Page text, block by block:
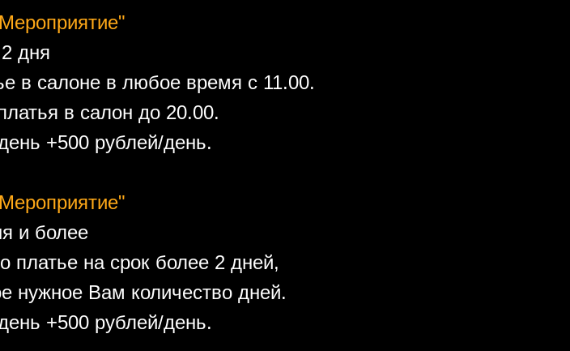
2 дня
в салоне в любое время с 11.00.
в салон до 20.00.
+500 рублей/день.
и более
платье на срок более 2 дней,
нужное Вам количество дней.
+500 рублей/день.